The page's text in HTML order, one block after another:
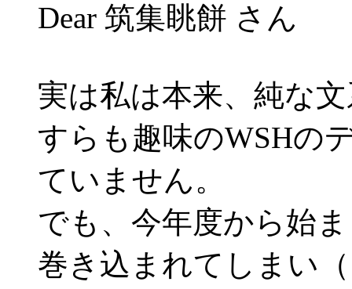
Dear 筑集眺餅 さん
実は私は本来、純な
すらも趣味のWSHの
ていません。
でも、今年度から始
巻き込まれてしまい